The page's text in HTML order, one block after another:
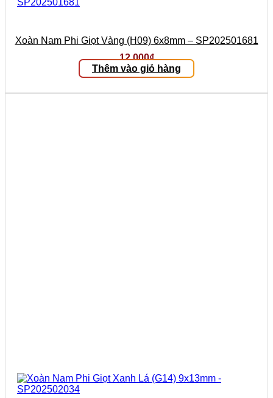
Xoàn Nam Phi Giọt Vàng (H09) 6x8mm – SP202501681
12.000₫
Thêm vào giỏ hàng